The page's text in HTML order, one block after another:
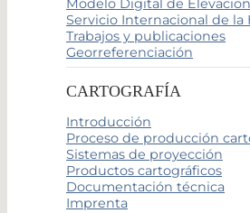
Modelo Digital de
Servicio Internacional de la
Trabajos y publicaciones
Georreferenciación
CARTOGRAFÍA
Introducción
Proceso de producción
Sistemas de proyección
Productos cartográficos
Documentación técnica
Imprenta